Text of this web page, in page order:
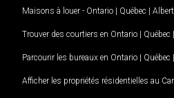
Maisons à louer - Ontario | Québec |
Trouver des courtiers en Ontario | Québec |
Parcourir les bureaux en Ontario | Québec |
Afficher les propriétés résidentielles au